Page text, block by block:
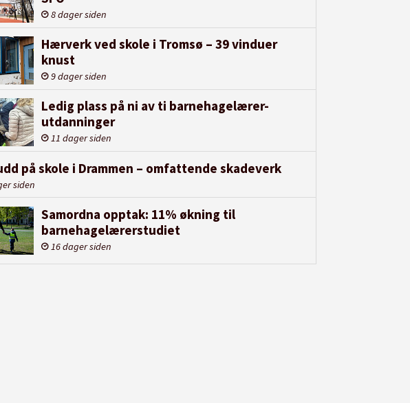
8 dager siden
Hærverk ved skole i Tromsø – 39 vinduer
knust
9 dager siden
Ledig plass på ni av ti barnehagelærer-
utdanninger
11 dager siden
på skole i Drammen – omfattende skadeverk
siden
Samordna opptak: 11% økning til
barnehagelærerstudiet
16 dager siden